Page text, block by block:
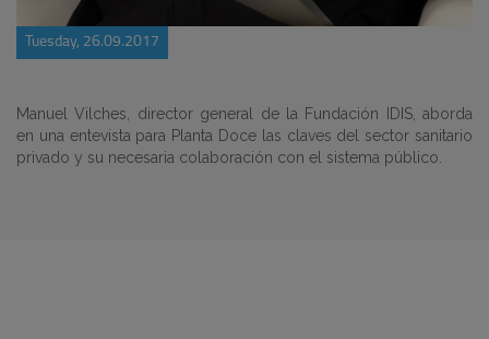
Tuesday, 26.09.2017
Manuel Vilches, director general de la Fundación IDIS, aborda
en una entevista para Planta Doce las claves del sector sanitario
privado y su necesaria colaboración con el sistema público.